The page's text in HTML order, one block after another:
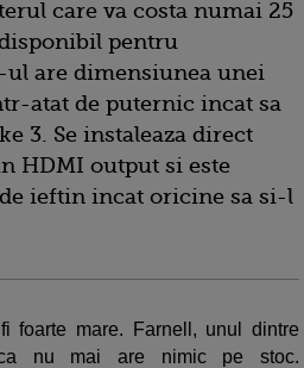
care va costa numai 25
pentru
are dimensiunea unei
atat de puternic incat sa
3. Se instaleaza direct
HDMI output si este
ieftin incat oricine sa si-l
foarte mare. Farnell, unul dintre
nu mai are nimic pe stoc.